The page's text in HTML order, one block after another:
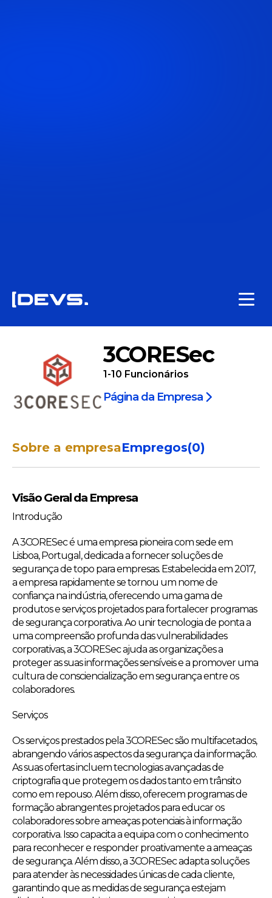
3CORESec
1-10 Funcionários
Página da Empresa
Sobre a empresaEmpregos(0)
Visão Geral da Empresa
Introdução
A 3CORESec é uma empresa pioneira com sede em
Lisboa, Portugal, dedicada a fornecer soluções de
segurança de topo para empresas. Estabelecida em 2017,
a empresa rapidamente se tornou um nome de
confiança na indústria, oferecendo uma gama de
produtos e serviços projetados para fortalecer programas
de segurança corporativa. Ao unir tecnologia de ponta a
uma compreensão profunda das vulnerabilidades
corporativas, a 3CORESec ajuda as organizações a
proteger as suas informações sensíveis e a promover uma
cultura de consciencialização em segurança entre os
colaboradores.
Serviços
Os serviços prestados pela 3CORESec são multifacetados,
abrangendo vários aspectos da segurança da informação.
As suas ofertas incluem tecnologias avançadas de
criptografia que protegem os dados tanto em trânsito
como em repouso. Além disso, oferecem programas de
formação abrangentes projetados para educar os
colaboradores sobre ameaças potenciais à informação
corporativa. Isso capacita a equipa com o conhecimento
para reconhecer e responder proativamente a ameaças
de segurança. Além disso, a 3CORESec adapta soluções
para atender às necessidades únicas de cada cliente,
garantindo que as medidas de segurança estejam